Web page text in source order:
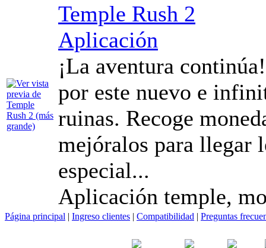
Temple Rush 2
Aplicación
¡La aventura
por este nuevo e
ruinas. Recoge
mejóralos para llegar
especial...
Aplicación temple,
Página principal | Ingreso clientes | Compatibilidad | Preguntas